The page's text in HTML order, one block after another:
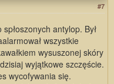
#7
antylop. Był
wszystkie
wysuszonej skóry
wyjątkowe szczęście.
wycofywania się.